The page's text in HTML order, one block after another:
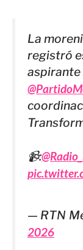
La
registró
aspirante
📹:
— RTN
2026